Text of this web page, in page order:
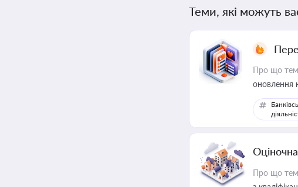
Теми, які можуть
Про що
оновлення
Оціночна
Про що